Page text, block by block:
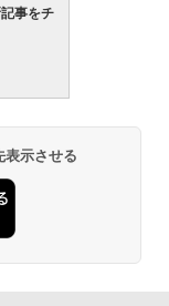
& Business 202
ンコード版|Wind
台
2,000 Robux 【限
含む】 【オンラ
ロックス | オン
い通りの絵を引き
AI画像生成シリー
さしい 教科書:
人 でも安心 使い
もコンテンツ作成
非エンジニアのた
シリーズ
しい、かさばら
やすい、6週間持
ディスプレイ電子
ニチャーエディ
ディスプレイ、明
事をチ
表示させる